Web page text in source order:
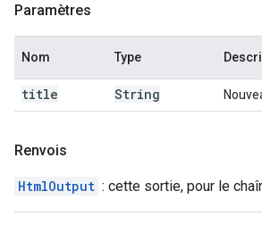
Paramètres
Nom Type
title String
Renvois
HtmlOutput : cette sortie, pour le